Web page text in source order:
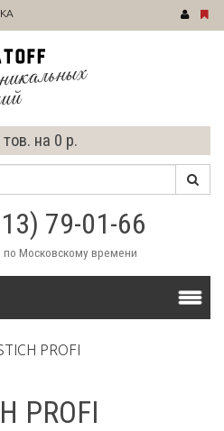
тов. на 0 р.
79-01-66
Московскому времени
PROFI
PROFI